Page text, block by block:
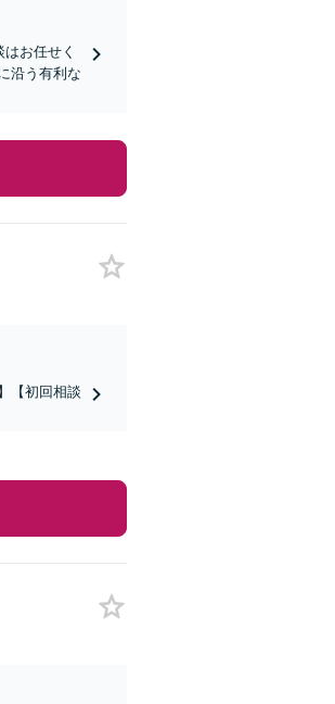
お任せく
沿う有利な
【初回相談